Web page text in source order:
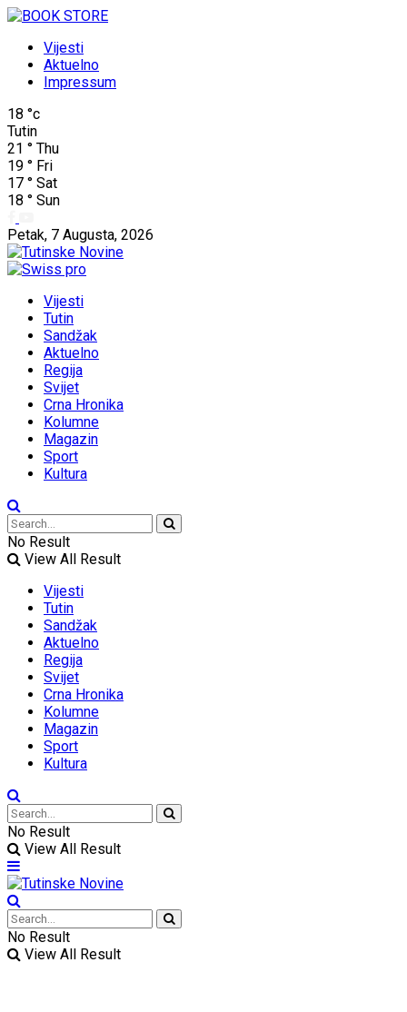
Vijesti
Aktuelno
Impressum
18 °c
Tutin
21 ° Thu
19 ° Fri
17 ° Sat
18 ° Sun
Petak, 7 Augusta, 2026
Vijesti
Tutin
Sandžak
Aktuelno
Regija
Svijet
Crna Hronika
Kolumne
Magazin
Sport
Kultura
No Result
View All Result
Vijesti
Tutin
Sandžak
Aktuelno
Regija
Svijet
Crna Hronika
Kolumne
Magazin
Sport
Kultura
No Result
View All Result
No Result
View All Result